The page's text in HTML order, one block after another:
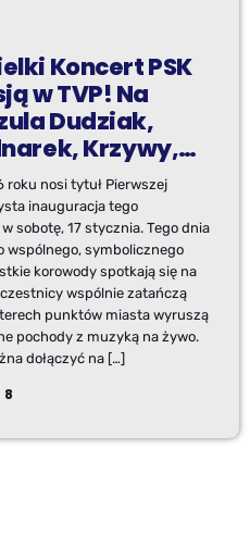
Koncert PSK
w TVP! Na
Dudziak,
Krzywy,
Nowak,
?Niech
Białej!
roku nosi tytuł Pierwszej
inauguracja tego
sobotę, 17 stycznia. Tego dnia
wspólnego, symbolicznego
korowody spotkają się na
wspólnie zatańczą
punktów miasta wyruszą
pochody z muzyką na żywo.
dołączyć na […]
8